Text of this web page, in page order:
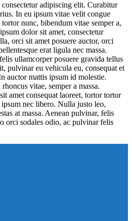
adipiscing elit. Curabitur
In eu ipsum vitae velit congue
nunc, bibendum vitae semper a,
dolor sit amet, consectetur
orci sit amet posuere auctor, orci
erat ligula nec massa.
ullamcorper posuere gravida tellus
pulvinar eu vehicula eu, consequat et
auctor mattis ipsum id molestie.
vitae, semper a massa.
amet consequat laoreet, tortor tortor
nec libero. Nulla justo leo,
at massa. Aenean pulvinar, felis
orci sodales odio, ac pulvinar felis